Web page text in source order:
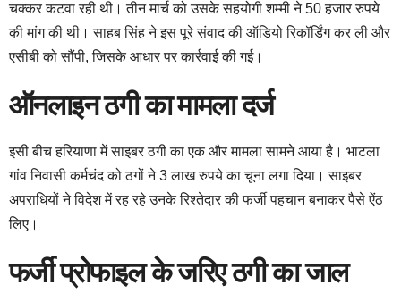
चक्कर कटवा रही थी। तीन मार्च को उसके सहयोगी शम्मी ने 50 हजार रुपये
की मांग की थी। साहब सिंह ने इस पूरे संवाद की ऑडियो रिकॉर्डिंग कर ली और
एसीबी को सौंपी, जिसके आधार पर कार्रवाई की गई।
ऑनलाइन ठगी का मामला दर्ज
इसी बीच हरियाणा में साइबर ठगी का एक और मामला सामने आया है। भाटला
गांव निवासी कर्मचंद को ठगों ने 3 लाख रुपये का चूना लगा दिया। साइबर
अपराधियों ने विदेश में रह रहे उनके रिश्तेदार की फर्जी पहचान बनाकर पैसे ऐंठ
लिए।
फर्जी प्रोफाइल के जरिए ठगी का जाल